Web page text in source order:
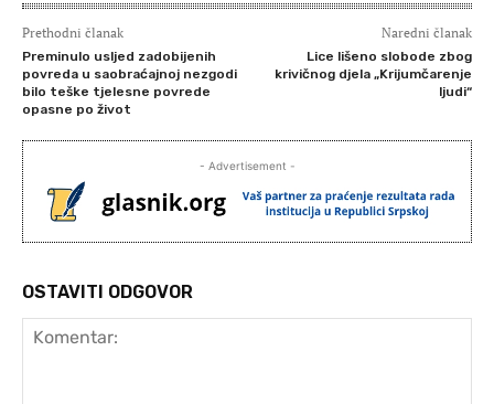
Prethodni članak
Preminulo usljed zadobijenih
povreda u saobraćajnoj nezgodi
bilo teške tjelesne povrede
opasne po život
Naredni članak
Lice lišeno slobode zbog
krivičnog djela „Krijumčarenje
ljudi“
- Advertisement -
OSTAVITI ODGOVOR